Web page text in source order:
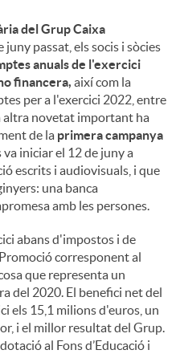
del Grup Caixa
juny passat, els socis i sòcies
anuals de l'exercici
financera, així com la
per a l'exercici 2022, entre
altra novetat important ha
de la primera campanya
va iniciar el 12 de juny a
escrits i audiovisuals, i que
una banca
amb les persones.
abans d'impostos i de
corresponent al
que representa un
del 2020. El benefici net del
els 15,1 milions d'euros, un
i el millor resultat del Grup.
al Fons d’Educació i